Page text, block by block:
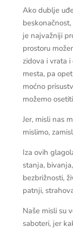
Ako dublje
je najvažniji
prostoru
zidova i vrata
mesta, pa
moćno
možemo
Jer, misli nas
mislimo,
Iza ovih
stanja,
bezbrižnosti,
patnji,
Naše misli su
saboteri, jer